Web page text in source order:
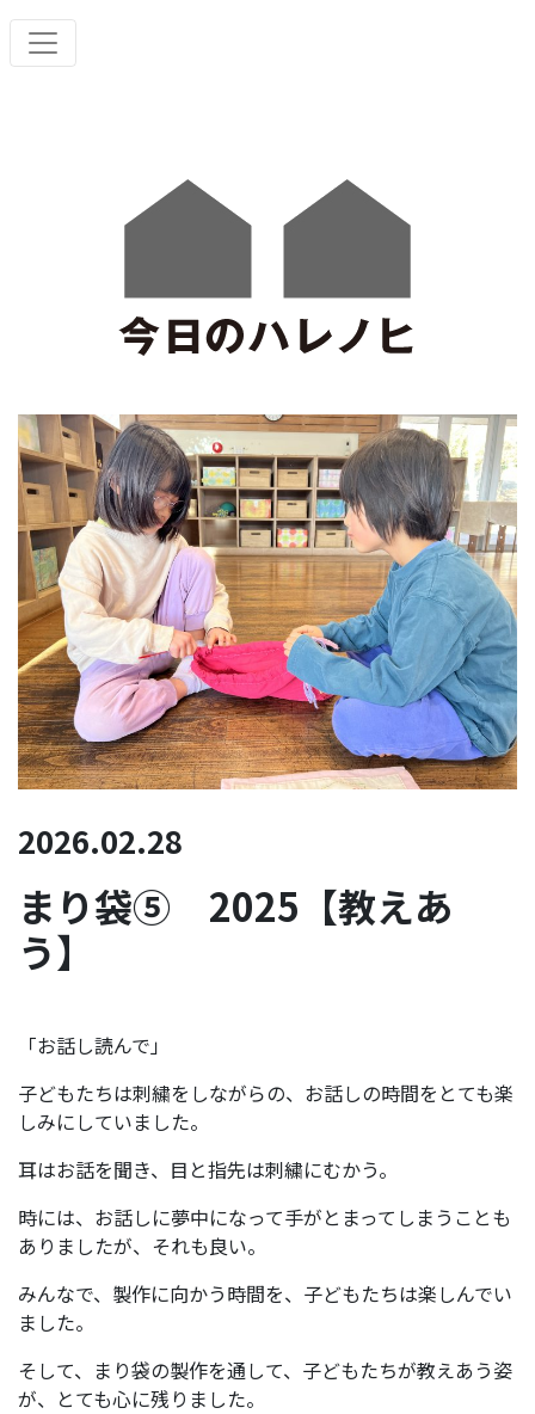
2026.02.28
まり袋⑤ 2025【教えあ
う】
「お話し読んで」
子どもたちは刺繍をしながらの、お話しの時間をとても楽
しみにしていました。
耳はお話を聞き、目と指先は刺繍にむかう。
時には、お話しに夢中になって手がとまってしまうことも
ありましたが、それも良い。
みんなで、製作に向かう時間を、子どもたちは楽しんでい
ました。
そして、まり袋の製作を通して、子どもたちが教えあう姿
が、とても心に残りました。